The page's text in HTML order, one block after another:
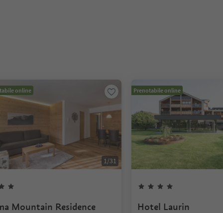
online
1/31
Mountain Residence
Prenotabile online
Hotel Laurin